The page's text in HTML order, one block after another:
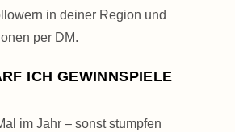
in deiner Region und
per DM.
ICH GEWINNSPIELE
im Jahr – sonst stumpfen